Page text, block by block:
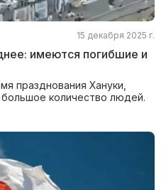
15 декабря 2025 г.
имеются погибшие и
празднования Хануки,
количество людей.